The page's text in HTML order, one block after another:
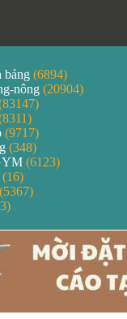
bảng (6894)
nông (20904)
(9717)
(348)
(6123)
(16)
(5367)